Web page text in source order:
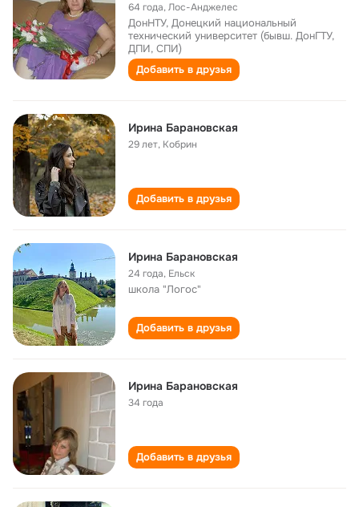
64 года,Лос-Анджелес
ДонНТУ, Донецкий национальный
технический университет (бывш. ДонГТУ,
ДПИ, СПИ)
Добавить в друзья
Ирина Барановская
29 лет, Кобрин
Добавить в друзья
Ирина Барановская
24 года, Ельск
школа "Логос"
Добавить в друзья
Ирина Барановская
34 года
Добавить в друзья